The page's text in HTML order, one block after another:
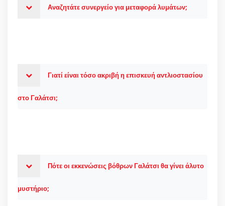
Αναζητάτε συνεργείο για μεταφορά λυμάτων;
Γιατί είναι τόσο ακριβή η επισκευή αντλιοστασίου
στο Γαλάτσι;
Πότε οι εκκενώσεις βόθρων Γαλάτσι θα γίνει άλυτο
μυστήριο;